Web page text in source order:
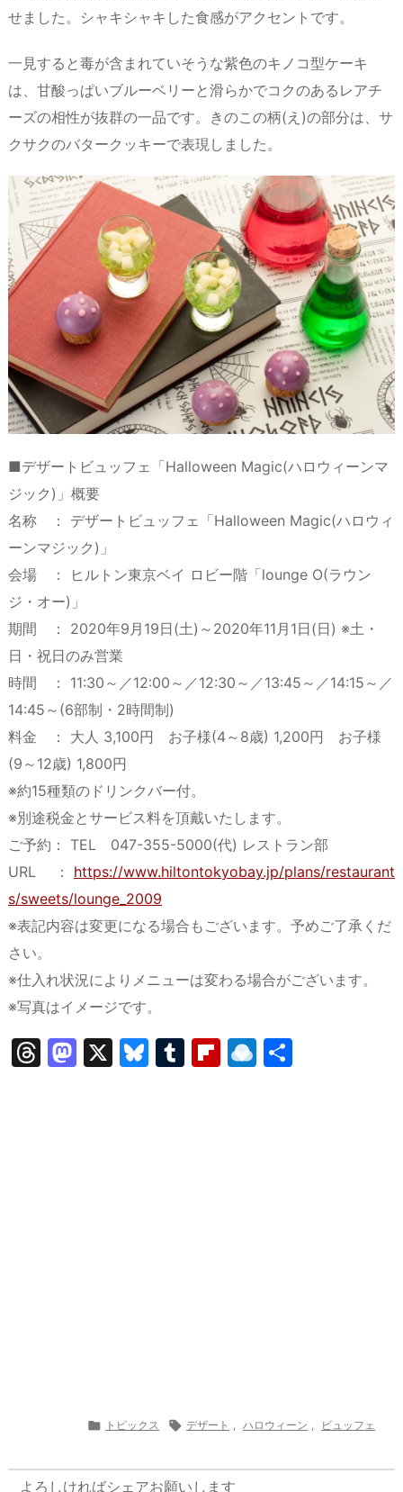
せました。シャキシャキした食感がアクセントです。
一見すると毒が含まれていそうな紫色のキノコ型ケーキ
は、甘酸っぱいブルーベリーと滑らかでコクのあるレアチ
ーズの相性が抜群の一品です。きのこの柄(え)の部分は、サ
クサクのバタークッキーで表現しました。
■デザートビュッフェ「Halloween Magic(ハロウィーンマ
ジック)」概要
名称 ： デザートビュッフェ「Halloween Magic(ハロウィ
ーンマジック)」
会場 ： ヒルトン東京ベイ ロビー階「lounge O(ラウン
ジ・オー)」
期間 ： 2020年9月19日(土)～2020年11月1日(日) ※土・
日・祝日のみ営業
時間 ： 11:30～／12:00～／12:30～／13:45～／14:15～／
14:45～(6部制・2時間制)
料金 ： 大人 3,100円 お子様(4～8歳) 1,200円 お子様
(9～12歳) 1,800円
※約15種類のドリンクバー付。
※別途税金とサービス料を頂戴いたします。
ご予約： TEL 047-355-5000(代) レストラン部
URL ： https://www.hiltontokyobay.jp/plans/restaurant
s/sweets/lounge_2009
※表記内容は変更になる場合もございます。予めご了承くだ
さい。
※仕入れ状況によりメニューは変わる場合がございます。
※写真はイメージです。
T
M X
Bl T
Fl R
 トピックス  デザート , ハロウィーン , ビュッフェ
よろしければシェアお願いします